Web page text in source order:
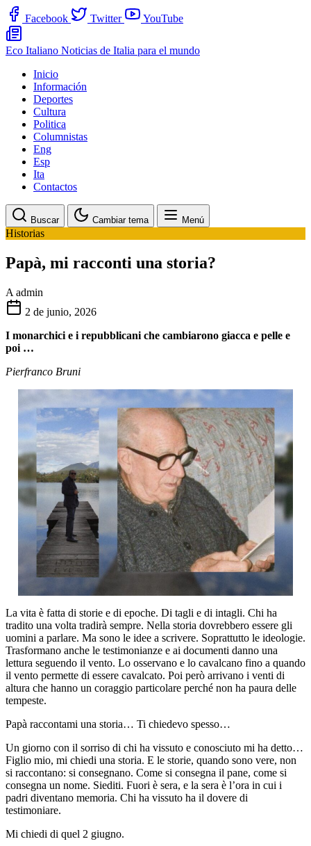
Facebook Twitter YouTube
Eco Italiano Noticias de Italia para el mundo
Inicio
Información
Deportes
Cultura
Politica
Columnistas
Eng
Esp
Ita
Contactos
Buscar Cambiar tema Menú
Historias
Papà, mi racconti una storia?
A admin
2 de junio, 2026
I monarchici e i repubblicani che cambiarono giacca e pelle e
poi …
Pierfranco Bruni
La vita è fatta di storie e di epoche. Di tagli e di intagli. Chi ha
tradito una volta tradirà sempre. Nella storia dovrebbero essere gli
uomini a parlare. Ma sono le idee a scrivere. Soprattutto le ideologie.
Trasformano anche le testimonianze e ai documenti danno una
lettura seguendo il vento. Lo osservano e lo cavalcano fino a quando
il vento permette di essere cavalcato. Poi però arrivano i venti di
altura che hanno un coraggio particolare perché non ha paura delle
tempeste.
Papà raccontami una storia… Ti chiedevo spesso…
Un giorno con il sorriso di chi ha vissuto e conosciuto mi ha detto…
Figlio mio, mi chiedi una storia. E le storie, quando sono vere, non
si raccontano: si consegnano. Come si consegna il pane, come si
consegna un nome. Siediti. Fuori è sera, e la sera è l’ora in cui i
padri diventano memoria. Chi ha vissuto ha il dovere di
testimoniare.
Mi chiedi di quel 2 giugno.